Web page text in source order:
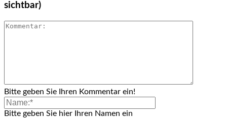
sichtbar)
Bitte geben Sie Ihren Kommentar ein!
Bitte geben Sie hier Ihren Namen ein